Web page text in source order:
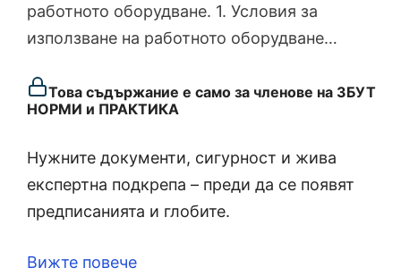
работното оборудване. 1. Условия за
използване на работното оборудване…
Това съдържание е само за членове на ЗБУТ
НОРМИ и ПРАКТИКА
Нужните документи, сигурност и жива
експертна подкрепа – преди да се появят
предписанията и глобите.
Вижте повече